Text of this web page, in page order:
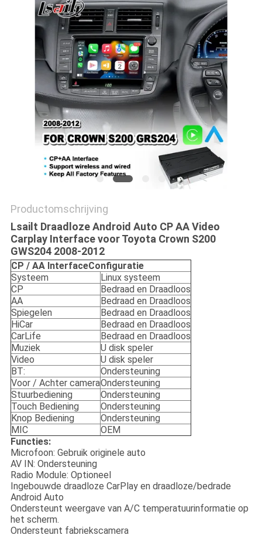
Productomschrijving
Lsailt Draadloze Android Auto CP AA Video
Carplay Interface voor Toyota Crown S200
GWS204 2008-2012
CP / AA InterfaceConfiguratie
Systeem
Linux systeem
CP
Bedraad en Draadloos
AA
Bedraad en Draadloos
Spiegelen
Bedraad en Draadloos
HiCar
Bedraad en Draadloos
CarLife
Bedraad en Draadloos
Muziek
U disk speler
Video
U disk speler
BT:
Ondersteuning
Voor / Achter cameraOndersteuning
Stuurbediening
Ondersteuning
Touch Bediening
Ondersteuning
Knop Bediening
Ondersteuning
MIC
OEM
Functies:
Microfoon: Gebruik originele auto
AV IN: Ondersteuning
Radio Module: Optioneel
Ingebouwde draadloze CarPlay en draadloze/bedrade
Android Auto
Ondersteunt weergave van A/C temperatuurinformatie op
het scherm.
Ondersteunt fabriekscamera